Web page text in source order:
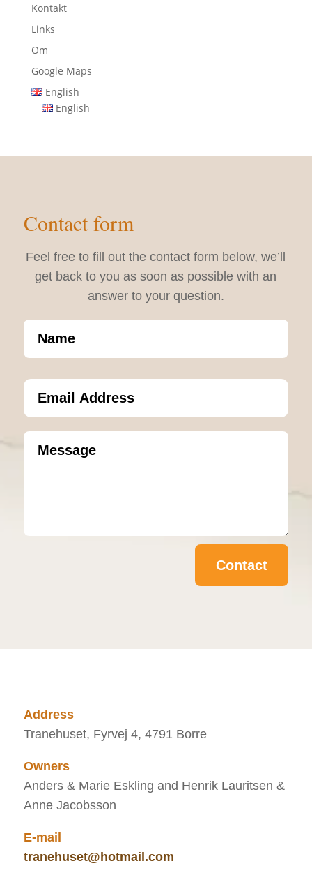
Kontakt
Links
Om
Google Maps
English
English
Contact form
Feel free to fill out the contact form below, we’ll
get back to you as soon as possible with an
answer to your question.
Contact
Address
Tranehuset, Fyrvej 4, 4791 Borre
Owners
Anders & Marie Eskling and Henrik Lauritsen &
Anne Jacobsson
E-mail
tranehuset@hotmail.com